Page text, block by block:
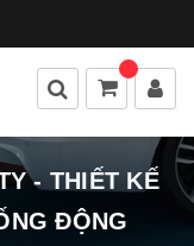
- THIẾT KẾ
ĐỘNG